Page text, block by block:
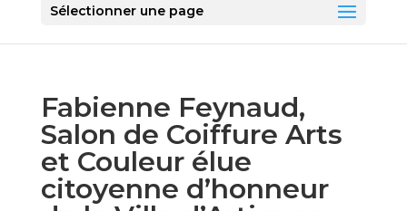
Sélectionner une page
Fabienne Feynaud,
Salon de Coiffure Arts
et Couleur élue
citoyenne d’honneur